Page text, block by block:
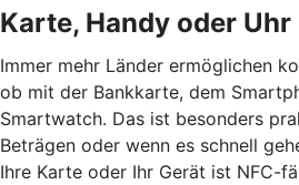
Karte, Handy oder Uhr
Immer mehr Länder ermöglichen
ob mit der Bankkarte, dem
Smartwatch. Das ist besonders
Beträgen oder wenn es schnell
Ihre Karte oder Ihr Gerät ist NFC-